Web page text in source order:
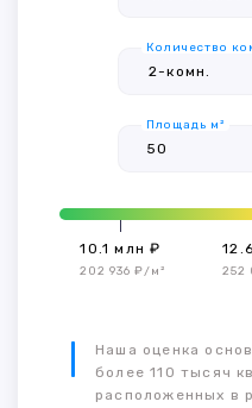
Количество
Площадь м²
10.1 млн ₽
202 936 ₽/м² 252
Наша оценка
более 110 тысяч
расположенных в